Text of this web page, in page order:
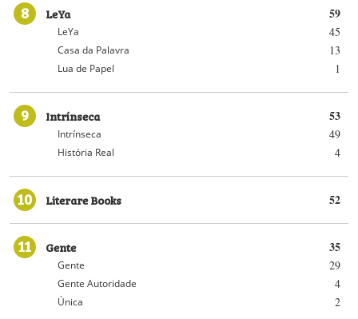
8 59
LeYa
45
LeYa
13
Casa da Palavra
1
Lua de Papel
9 53
Intrínseca
49
Intrínseca
4
História Real
10 52
Literare Books
11 35
Gente
29
Gente
4
Gente Autoridade
2
Única